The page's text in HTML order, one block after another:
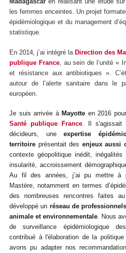
les femmes enceintes. Un projet
épidémiologique et du management
statistique.
En 2014, j’ai intégré la Direction des
publique France, au sein de l’unité «
et résistance aux antibiotiques ».
autour de l’alerte sanitaire dans le
européen.
Je suis arrivée à Mayotte en 2016
Santé publique France. Il s'agissait
décideurs, uneexpertise
territoire présentait des enjeux aussi
contexte géopolitique inédit,
insularité, accroissement
Au fil des années, j’ai pu mettre à
Mastère, notamment en termes
des nombreuses rencontres faites
développé un réseau de
animale et environnementale. Nous
de surveillance épidémiologique
contribué à l'élaboration de la
avons pu adapter nos